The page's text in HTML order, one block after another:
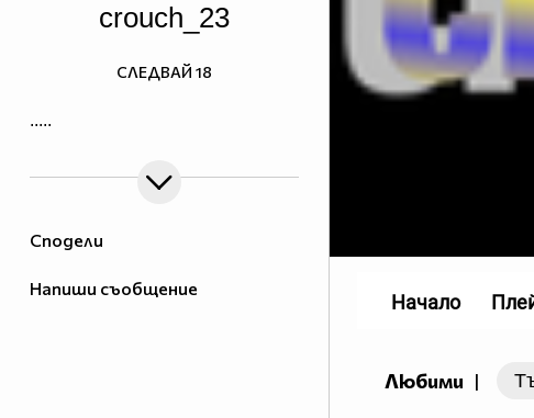
Сподели
Напиши съобщение
crouch_23
.....
СЛЕДВАЙ 18
Любими |
Начало